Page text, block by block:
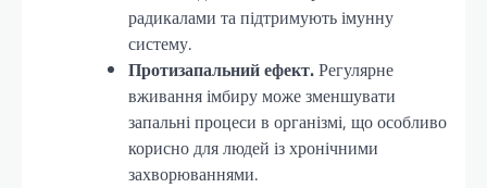
радикалами та підтримують імунну
систему.
Протизапальний ефект.Регулярне
вживання імбиру може зменшувати
запальні процеси в організмі, що особливо
корисно для людей із хронічними
захворюваннями.